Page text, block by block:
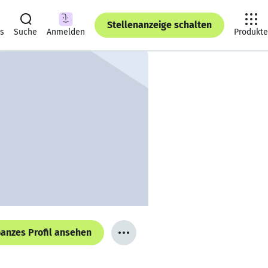
Suche Anmelden
Stellenanzeige schalten
Produkte
Profil ansehen